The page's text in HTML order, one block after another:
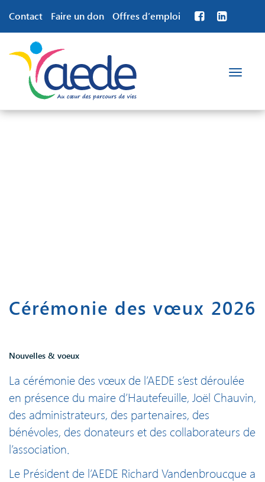
Contact Faire un don Offres d’emploi
Toggle
Cérémonie des vœux 2026
Nouvelles & voeux
La cérémonie des vœux de l’AEDE s’est déroulée
en présence du maire d’Hautefeuille, Joël Chauvin,
des administrateurs, des partenaires, des
bénévoles, des donateurs et des collaborateurs de
l’association.
Le Président de l’AEDE Richard Vandenbroucque a